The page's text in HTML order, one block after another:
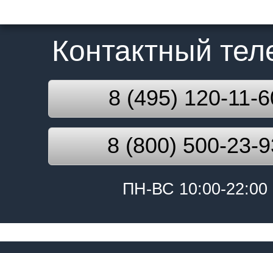
Контактный
8 (495) 120-11-
8 (800) 500-23-
ПН-ВС 10:00-22:00